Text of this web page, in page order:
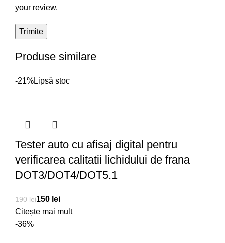
your review.
Produse similare
-21%Lipsă stoc
Tester auto cu afisaj digital pentru
verificarea calitatii lichidului de frana
DOT3/DOT4/DOT5.1
190lei150 lei
Citește mai mult
-36%